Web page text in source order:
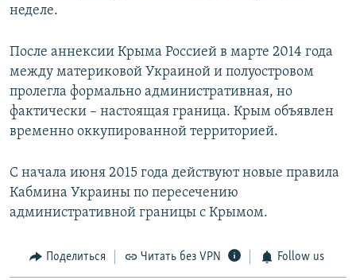
неделе.
После аннексии Крыма Россией в марте 2014 года
между материковой Украиной и полуостровом
пролегла формально административная, но
фактически – настоящая граница. Крым объявлен
временно оккупированной территорией.
С начала июня 2015 года действуют новые правила
Кабмина Украины по пересечению
административной границы с Крымом.
Поделиться Читать без VPN Follow us